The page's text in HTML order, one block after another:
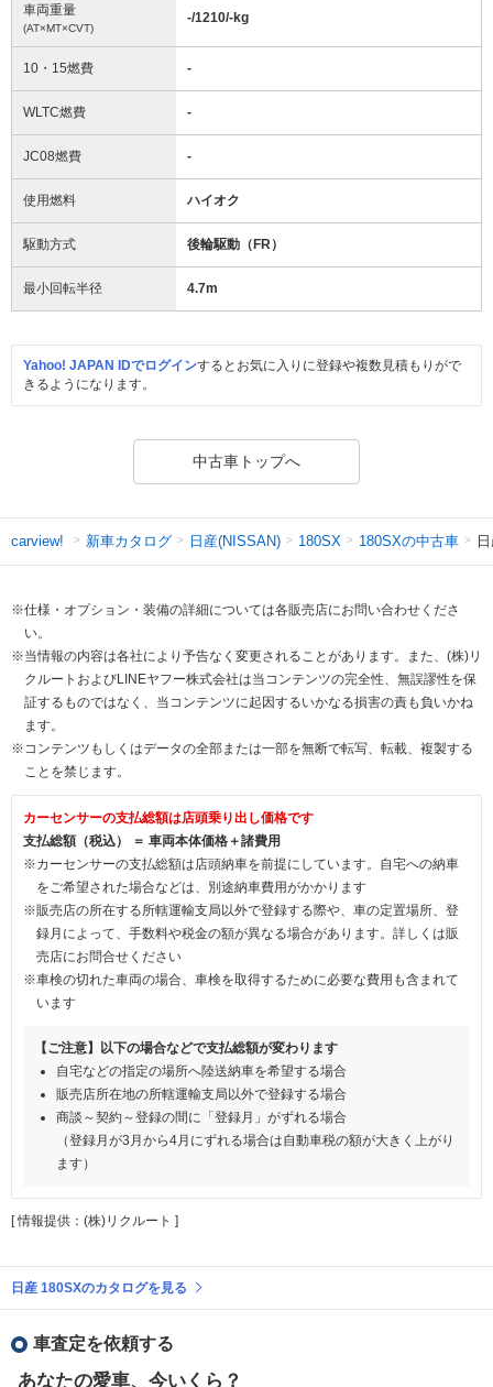
車両重量
(AT×MT×CVT)
-/1210/-kg
10・15燃費 -
WLTC燃費 -
JC08燃費 -
使用燃料 ハイオク
駆動方式 後輪駆動（FR）
最小回転半径 4.7m
Yahoo! JAPAN IDでログインするとお気に入りに登録や複数見積もりがで
きるようになります。
中古車トップへ
carview! 新車カタログ 日産(NISSAN) 180SX 180SXの中古車
※仕様・オプション・装備の詳細については各販売店にお問い合わせくださ
い。
※当情報の内容は各社により予告なく変更されることがあります。また、(株)リ
クルートおよびLINEヤフー株式会社は当コンテンツの完全性、無誤謬性を保
証するものではなく、当コンテンツに起因するいかなる損害の責も負いかね
ます。
※コンテンツもしくはデータの全部または一部を無断で転写、転載、複製する
ことを禁じます。
カーセンサーの支払総額は店頭乗り出し価格です
支払総額（税込） ＝ 車両本体価格＋諸費用
※カーセンサーの支払総額は店頭納車を前提にしています。自宅への納車
をご希望された場合などは、別途納車費用がかかります
※販売店の所在する所轄運輸支局以外で登録する際や、車の定置場所、登
録月によって、手数料や税金の額が異なる場合があります。詳しくは販
売店にお問合せください
※車検の切れた車両の場合、車検を取得するために必要な費用も含まれて
います
【ご注意】以下の場合などで支払総額が変わります
自宅などの指定の場所へ陸送納車を希望する場合
販売店所在地の所轄運輸支局以外で登録する場合
商談～契約～登録の間に「登録月」がずれる場合
（登録月が3月から4月にずれる場合は自動車税の額が大きく上がり
ます）
[ 情報提供：(株)リクルート ]
日産 180SXのカタログを見る
車査定を依頼する
あなたの愛車、今いくら？